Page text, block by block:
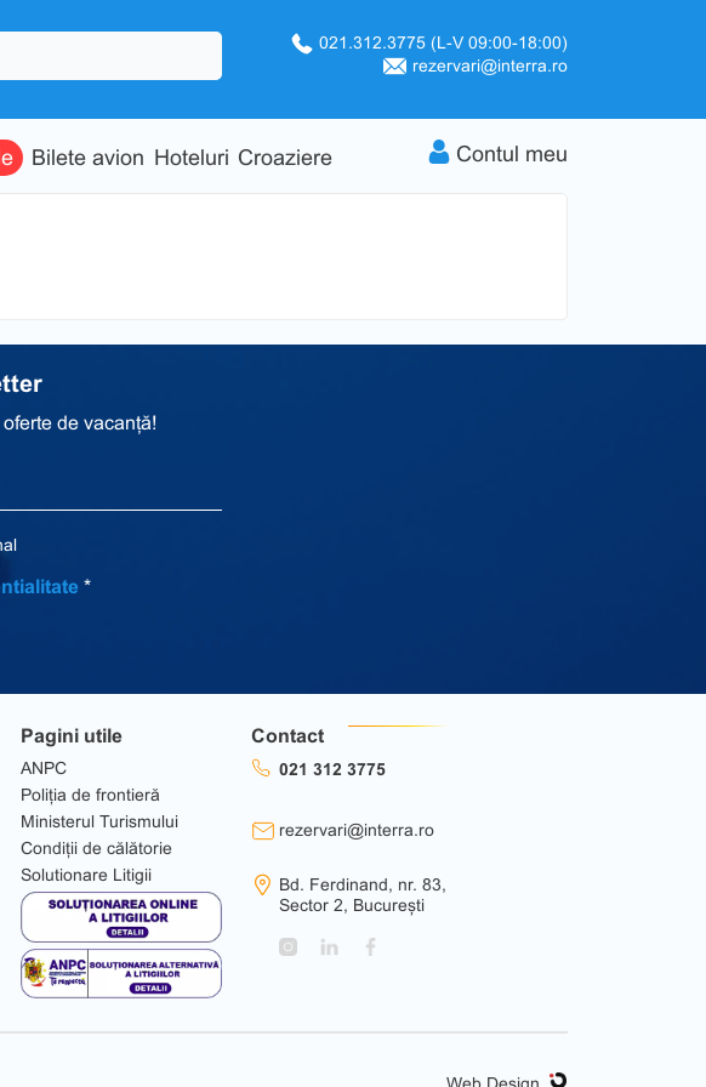
021.312.3775 (L-V 09:00-18:00)
rezervari@interra.ro
Bilete avion Hoteluri Croaziere Contul meu
de vacanță!
*
Pagini utile
ANPC
Poliția de frontieră
Ministerul Turismului
Condiții de călătorie
Solutionare Litigii
Contact
021 312 3775
rezervari@interra.ro
Bd. Ferdinand, nr. 83,
Sector 2, București